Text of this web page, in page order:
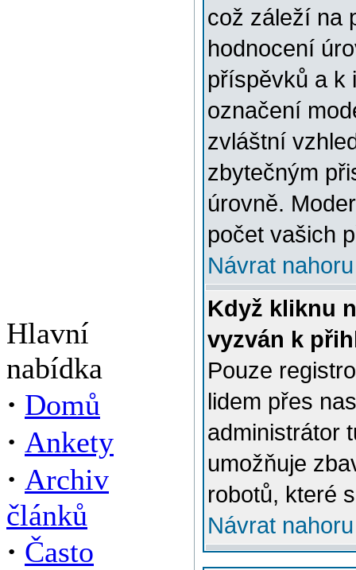
Hlavní
nabídka
· Domů
· Ankety
· Archiv
článků
· Často
což záleží na
hodnocení
příspěvků a k
označení
zvláštní
zbytečným
úrovně.
počet vašich
Návrat nahoru
Když kliknu
vyzván k
Pouze
lidem přes
administrátor
umožňuje
robotů, které
Návrat nahoru